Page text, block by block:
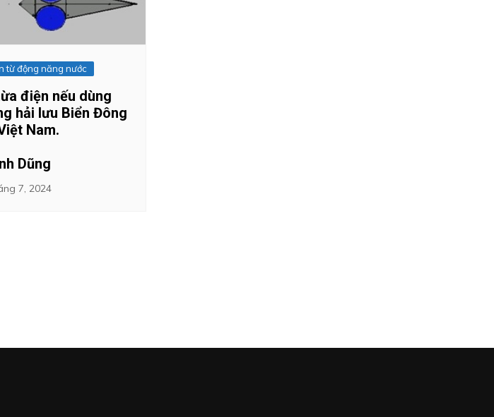
từ động năng nước
điện nếu dùng
hải lưu Biển Đông
Nam.
Dũng
7, 2024